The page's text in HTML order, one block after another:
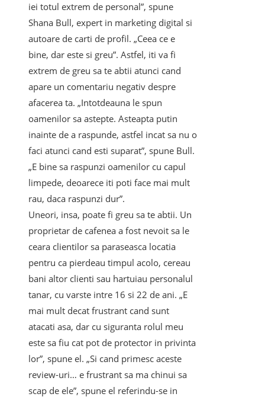
iei totul extrem de personal”, spune
Shana Bull, expert in marketing digital si
autoare de carti de profil. „Ceea ce e
bine, dar este si greu”. Astfel, iti va fi
extrem de greu sa te abtii atunci cand
apare un comentariu negativ despre
afacerea ta. „Intotdeauna le spun
oamenilor sa astepte. Asteapta putin
inainte de a raspunde, astfel incat sa nu o
faci atunci cand esti suparat”, spune Bull.
„E bine sa raspunzi oamenilor cu capul
limpede, deoarece iti poti face mai mult
rau, daca raspunzi dur”.
Uneori, insa, poate fi greu sa te abtii. Un
proprietar de cafenea a fost nevoit sa le
ceara clientilor sa paraseasca locatia
pentru ca pierdeau timpul acolo, cereau
bani altor clienti sau hartuiau personalul
tanar, cu varste intre 16 si 22 de ani. „E
mai mult decat frustrant cand sunt
atacati asa, dar cu siguranta rolul meu
este sa fiu cat pot de protector in privinta
lor”, spune el. „Si cand primesc aceste
review-uri… e frustrant sa ma chinui sa
scap de ele”, spune el referindu-se in